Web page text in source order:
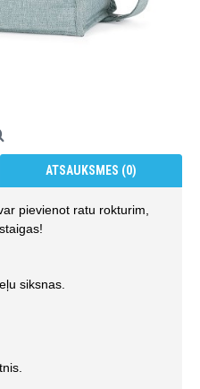
ATSAUKSMES (0)
pievienot ratu rokturim,
siksnas.